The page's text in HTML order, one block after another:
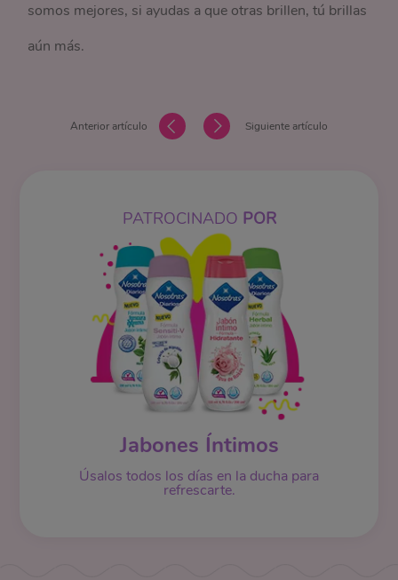
somos mejores, si ayudas a que otras brillen, tú brillas
aún más.
Anterior artículo Siguiente artículo
PATROCINADO POR
Jabones Íntimos
Úsalos todos los días en la ducha para
refrescarte.